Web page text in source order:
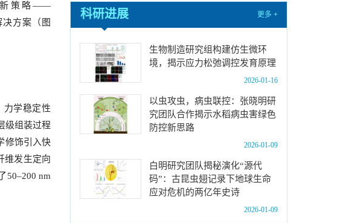
新策略——
决方案（图
力学稳定性
级组装过程
修饰引入快
维发生定向
50–200 nm
中国科学院动物研究所2026年招收攻读博士学
位研究生简章[2025-11-13]
中国科学院动物研究所2026年博士招生目录
[2025-10-30]
中国科学院动物研究所2026年硕士研究生招生
章程[2025-10-12]
中国科学院动物研究所2026年博士招考“申请-考
核”制业务课笔试、面试总体要求及规程
中国科学院动物研究所2026年博士招考“申请-考
核”制进入笔试名单公示[2026-01-14]
中国科学院动物研究所2026年招收春季入学博
科研进展 更多 +
生物制造研究组构建仿生微环
境，揭示应力松弛调控发育原理
2026-01-16
以虫攻虫，病虫联控：张晓明研
究团队合作揭示水稻病虫害绿色
防控新思路
2026-01-09
白明研究团队揭秘演化“源代
码”：古昆虫翅记录下地球生命
应对危机的两亿年史诗
2026-01-09